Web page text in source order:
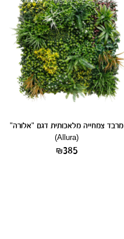
מרבד צמחייה מלאכותית דגם "אלורה"
(Allura)
₪385